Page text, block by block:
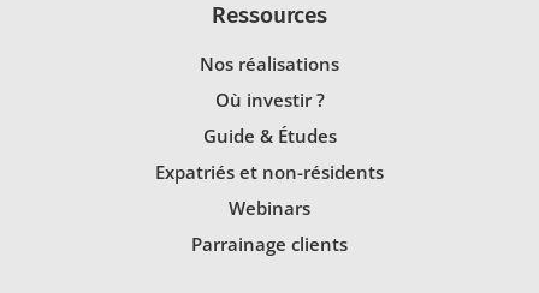
Ressources
Nos réalisations
Où investir ?
Guide & Études
Expatriés et non-résidents
Webinars
Parrainage clients